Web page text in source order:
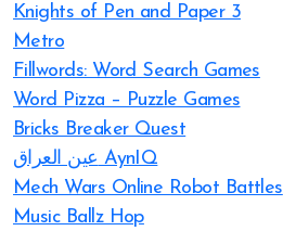
Knights of Pen and Paper 3
Metro
Fillwords: Word Search Games
Word Pizza – Puzzle Games
Bricks Breaker Quest
عين العراق AynIQ
Mech Wars Online Robot Battles
Music Ballz Hop